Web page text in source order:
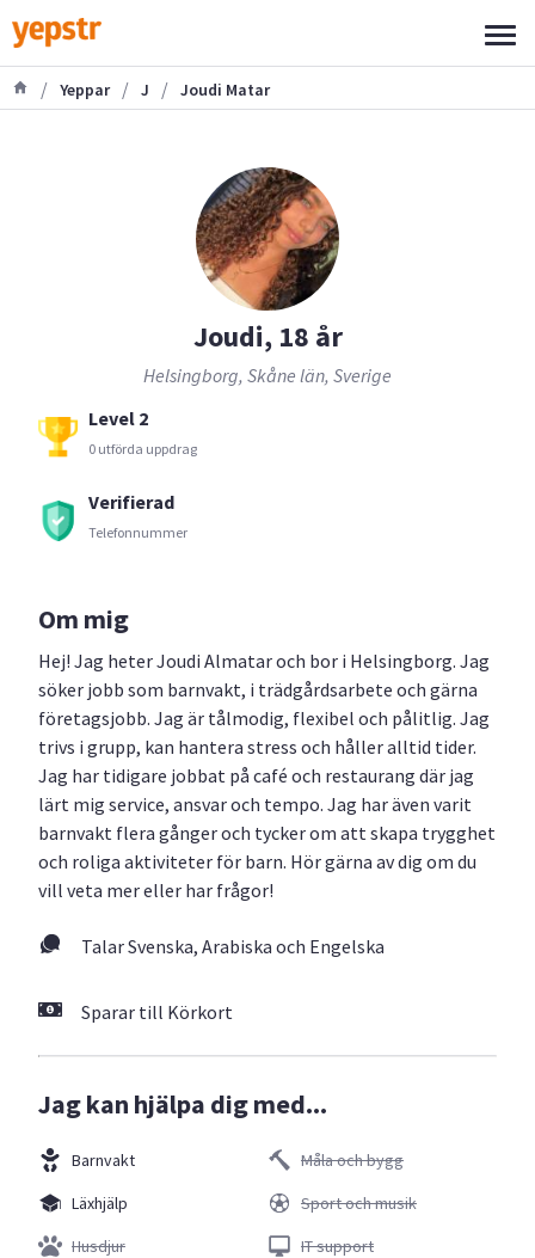
/ Yeppar / J / Joudi Matar
Joudi, 18 år
Helsingborg, Skåne län, Sverige
Level 2
0 utförda uppdrag
Verifierad
Telefonnummer
Om mig
Hej! Jag heter Joudi Almatar och bor i Helsingborg. Jag
söker jobb som barnvakt, i trädgårdsarbete och gärna
företagsjobb. Jag är tålmodig, flexibel och pålitlig. Jag
trivs i grupp, kan hantera stress och håller alltid tider.
Jag har tidigare jobbat på café och restaurang där jag
lärt mig service, ansvar och tempo. Jag har även varit
barnvakt flera gånger och tycker om att skapa trygghet
och roliga aktiviteter för barn. Hör gärna av dig om du
vill veta mer eller har frågor!
Talar Svenska, Arabiska och Engelska
Sparar till Körkort
Jag kan hjälpa dig med...
Barnvakt
Läxhjälp
Husdjur
Måla och bygg
Sport och musik
IT support